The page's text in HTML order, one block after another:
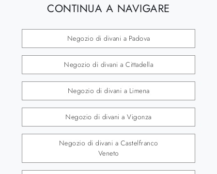
CONTINUA A NAVIGARE
Negozio di divani a Padova
Negozio di divani a Cittadella
Negozio di divani a Limena
Negozio di divani a Vigonza
Negozio di divani a Castelfranco
Veneto